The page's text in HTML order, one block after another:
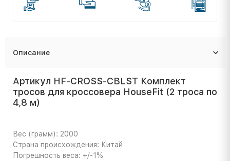
Описание
Артикул HF-CROSS-CBLST Комплект
тросов для кроссовера HouseFit (2 троса по
4,8 м)
Вес (грамм): 2000
Страна происхождения: Китай
Погрешность веса: +/-1%